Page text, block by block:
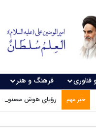
فناوری فرهنگ و هنر
خبر مهم رؤیای هوش مصنوعی